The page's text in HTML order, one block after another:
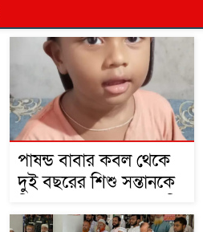
পাষন্ড বাবার কবল থেকে
দুই বছরের শিশু সন্তানকে